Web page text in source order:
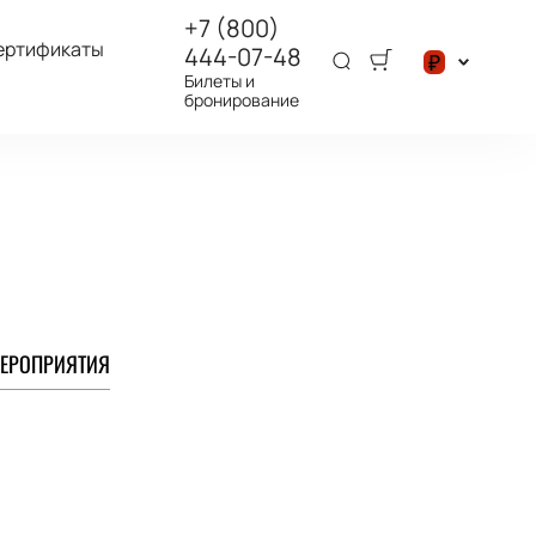
+7 (800)
444-07-48
Билеты и
бронирование
₽